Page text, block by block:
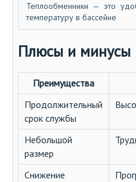
Теплообменники — это
температуру в бассейне
Плюсы и минусы
Преимущества
Продолжительный
срок службы
Небольшой
размер
Снижение